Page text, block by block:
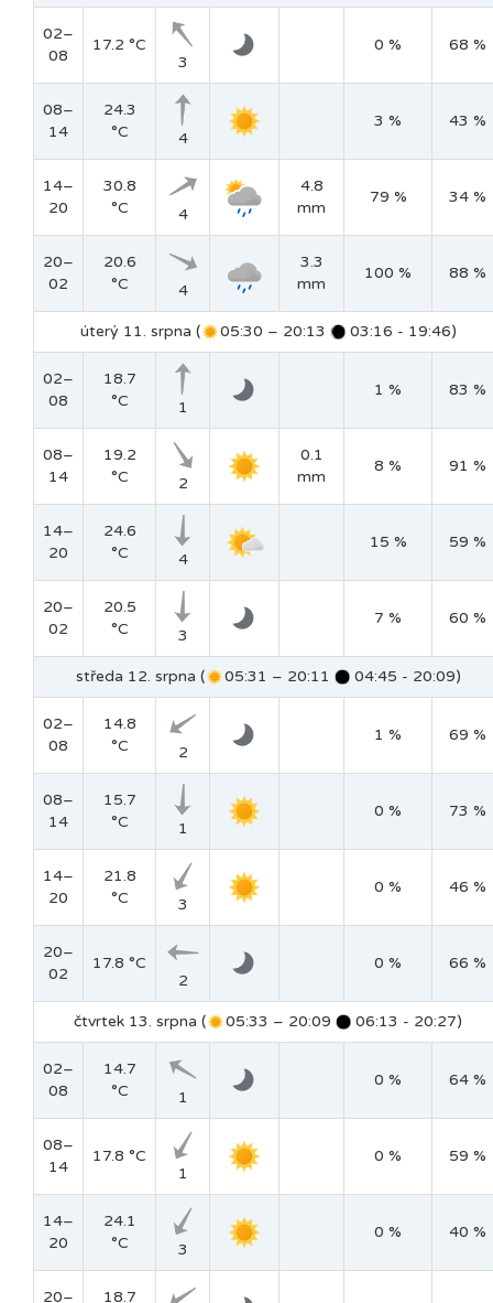
02–
08
17.2 °C
3
0 % 68 %
08–
14
24.3
°C
4
3 % 43 %
14–
20
30.8
°C
4
4.8
mm
79 % 34 %
20–
02
20.6
°C
4
3.3
mm
100 % 88 %
úterý 11. srpna ( 05:30 – 20:13 03:16 - 19:46)
02–
08
18.7
°C
1
1 % 83 %
08–
14
19.2
°C
2
0.1
mm
8 % 91 %
14–
20
24.6
°C
4
15 % 59 %
20–
02
20.5
°C
3
7 % 60 %
středa 12. srpna ( 05:31 – 20:11 04:45 - 20:09)
02–
08
14.8
°C
2
1 % 69 %
08–
14
15.7
°C
1
0 % 73 %
14–
20
21.8
°C
3
0 % 46 %
20–
02
17.8 °C
2
0 % 66 %
čtvrtek 13. srpna ( 05:33 – 20:09 06:13 - 20:27)
02–
08
14.7
°C
1
0 % 64 %
08–
14
17.8 °C
1
0 % 59 %
14–
20
24.1
°C
3
0 % 40 %
20– 18.7